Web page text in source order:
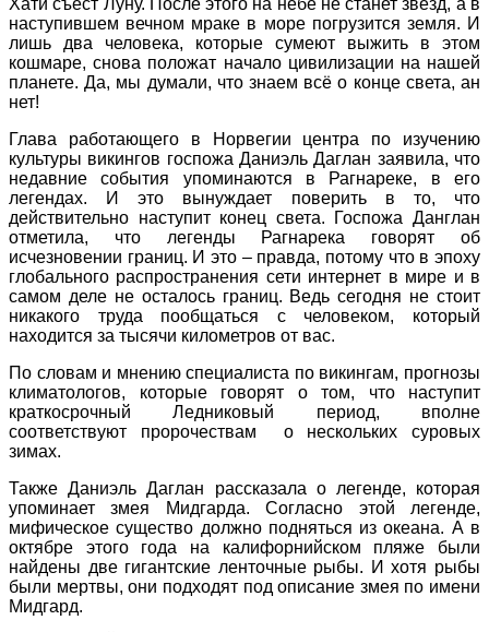
наступившем вечном мраке в море погрузится земля. И
лишь два человека, которые сумеют выжить в этом
кошмаре, снова положат начало цивилизации на нашей
планете. Да, мы думали, что знаем всё о конце света, ан
нет!
Глава работающего в Норвегии центра по изучению
культуры викингов госпожа Даниэль Даглан заявила, что
недавние события упоминаются в Рагнареке, в его
легендах. И это вынуждает поверить в то, что
действительно наступит конец света. Госпожа Данглан
отметила, что легенды Рагнарека говорят об
исчезновении границ. И это – правда, потому что в эпоху
глобального распространения сети интернет в мире и в
самом деле не осталось границ. Ведь сегодня не стоит
никакого труда пообщаться с человеком, который
находится за тысячи километров от вас.
По словам и мнению специалиста по викингам, прогнозы
климатологов, которые говорят о том, что наступит
краткосрочный Ледниковый период, вполне
соответствуют пророчествам о нескольких суровых
зимах.
Также Даниэль Даглан рассказала о легенде, которая
упоминает змея Мидгарда. Согласно этой легенде,
мифическое существо должно подняться из океана. А в
октябре этого года на калифорнийском пляже были
найдены две гигантские ленточные рыбы. И хотя рыбы
были мертвы, они подходят под описание змея по имени
Мидгард.